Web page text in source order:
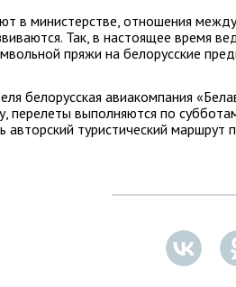
в министерстве, отношения
Так, в настоящее время
пряжи на белорусские
белорусская авиакомпания
перелеты выполняются по
авторский туристический маршрут